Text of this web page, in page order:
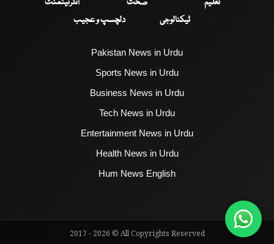
ٹیکنالوجی
دلچسپ و عجیب
Pakistan News in Urdu
Sports News in Urdu
Business News in Urdu
Tech News in Urdu
Entertainment News in Urdu
Health News in Urdu
Hum News English
2017 - 2026 © All Copyrights Reserved